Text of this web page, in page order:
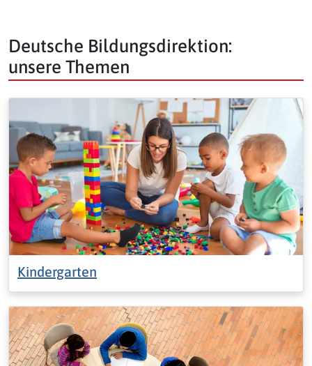
Deutsche Bildungsdirektion:
unsere Themen
Kindergarten